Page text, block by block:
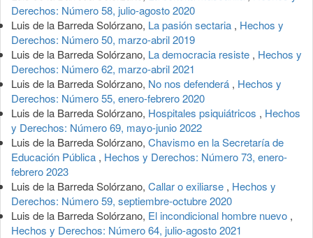
Derechos: Número 58, julio-agosto 2020
Luis de la Barreda Solórzano, La pasión sectaria , Hechos y
Derechos: Número 50, marzo-abril 2019
Luis de la Barreda Solórzano, La democracia resiste , Hechos y
Derechos: Número 62, marzo-abril 2021
Luis de la Barreda Solórzano, No nos defenderá , Hechos y
Derechos: Número 55, enero-febrero 2020
Luis de la Barreda Solórzano, Hospitales psiquiátricos , Hechos
y Derechos: Número 69, mayo-junio 2022
Luis de la Barreda Solórzano, Chavismo en la Secretaría de
Educación Pública , Hechos y Derechos: Número 73, enero-
febrero 2023
Luis de la Barreda Solórzano, Callar o exiliarse , Hechos y
Derechos: Número 59, septiembre-octubre 2020
Luis de la Barreda Solórzano, El incondicional hombre nuevo ,
Hechos y Derechos: Número 64, julio-agosto 2021